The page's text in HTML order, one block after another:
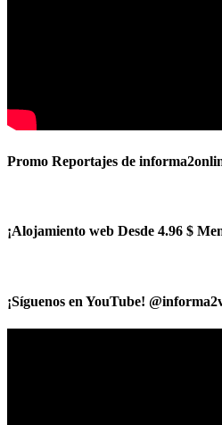
Promo Reportajes de
¡Alojamiento web Desde 4.96 $
¡Síguenos en YouTube!